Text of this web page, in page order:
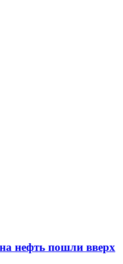
нефть пошли вверх